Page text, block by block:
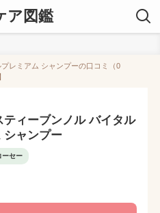
ア図鑑
レミアム シャンプーの口コミ（0
ティーブンノル バイタル
シャンプー
ーセー